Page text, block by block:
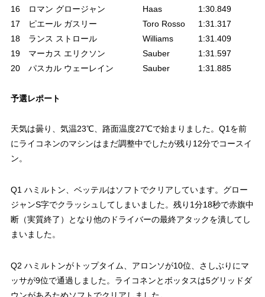
16
ロマン グロージャン Haas
1:30.849
17
ピエール ガスリー Toro Rosso
1:31.317
18
ランス ストロール Williams
1:31.409
19
マーカス エリクソン Sauber
1:31.597
20
パスカル ウェーレイン Sauber 1:31.885
予選レポート
天気は曇り、気温23℃、路面温度27℃で始まりました。Q1を前
にライコネンのマシンはまだ調整中でしたが残り12分でコースイ
ン。
Q1 ハミルトン、ベッテルはソフトでクリアしています。グロー
ジャンS字でクラッシュしてしまいました。残り1分18秒で赤旗中
断（実質終了）となり他のドライバーの最終アタックを潰してし
まいました。
Q2 ハミルトンがトップタイム、アロンソが10位、さしぶりにマ
ッサが9位で通過しました。ライコネンとボッタスは5グリッドダ